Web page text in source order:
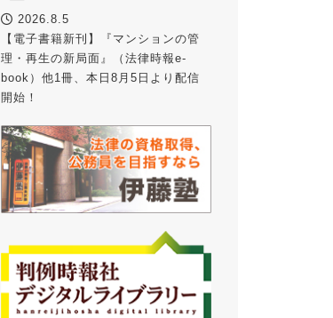
2026.8.5
【電子書籍新刊】『マンションの管
理・再生の新局面』（法律時報e-
book）他1冊、本日8月5日より配信
開始！